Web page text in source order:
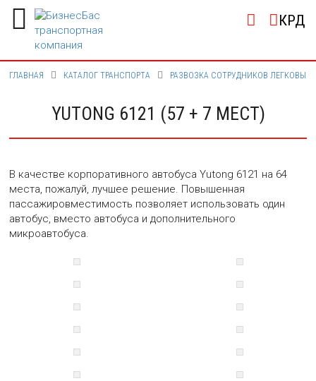
КРД
ГЛАВНАЯ КАТАЛОГ ТРАНСПОРТА РАЗВОЗКА СОТРУДНИКОВ
YUTONG 6121 (57 + 7 МЕСТ)
В качестве корпоративного автобуса Yutong 6121 на 64
места, пожалуй, лучшее решение. Повышенная
пассажировместимость позволяет использовать один
автобус, вместо автобуса и дополнительного
микроавтобуса.